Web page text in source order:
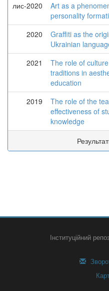
лис-2020
Art as a
personality
2020
Graffiti as the
Ukrainian
2021
The role of
traditions in
education
2019
The role of the
effectiveness of
knowledge
Інституційний